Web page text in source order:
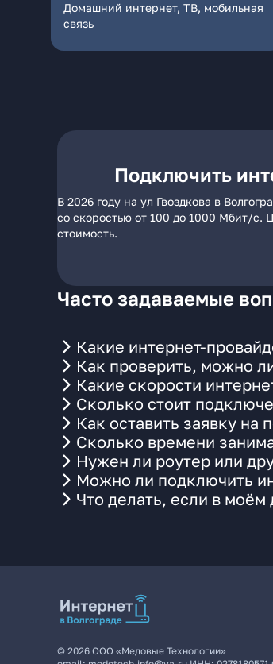
Домашний интернет, ТВ, мобильная
связь
Подключить
В 2026 году на ул Гвоздкова в
со скоростью от 100 до 1000 Мбит/с.
стоимость.
Часто задаваемые
Какие интернет-
Как проверить, можно
Какие скорости
Сколько стоит
Как оставить заявку на
Сколько времени
Нужен ли роутер или
Можно ли подключить
Что делать, если в
© 2026 ООО «Медовые Технологии»